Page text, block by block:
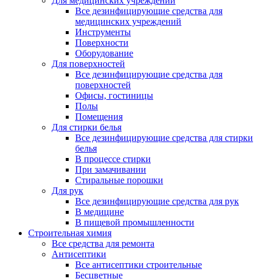
Все дезинфицирующие средства для
медицинских учреждений
Инструменты
Поверхности
Оборудование
Для поверхностей
Все дезинфицирующие средства для
поверхностей
Офисы, гостиницы
Полы
Помещения
Для стирки белья
Все дезинфицирующие средства для стирки
белья
В процессе стирки
При замачивании
Стиральные порошки
Для рук
Все дезинфицирующие средства для рук
В медицине
В пищевой промышленности
Строительная химия
Все средства для ремонта
Антисептики
Все антисептики строительные
Бесцветные